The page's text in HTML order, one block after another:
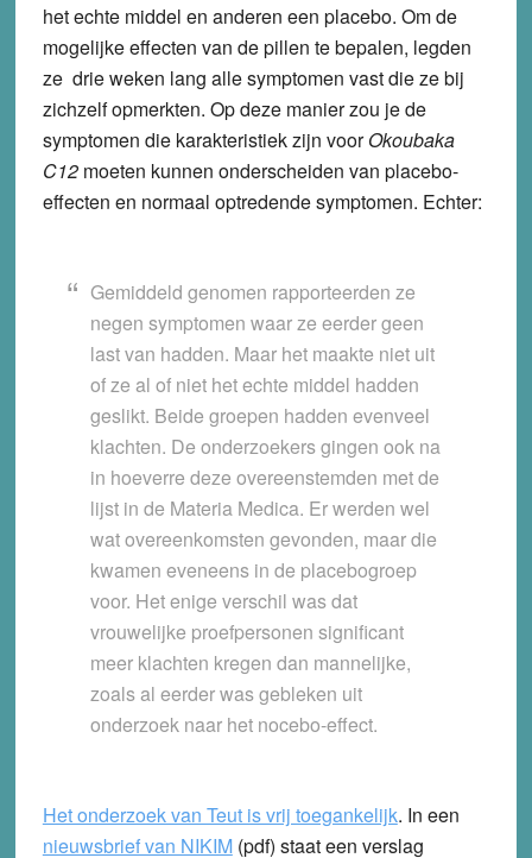
het echte middel en anderen een placebo. Om de
mogelijke effecten van de pillen te bepalen, legden
ze drie weken lang alle symptomen vast die ze bij
zichzelf opmerkten. Op deze manier zou je de
symptomen die karakteristiek zijn voorOkoubaka
C12moeten kunnen onderscheiden van placebo-
effecten en normaal optredende symptomen. Echter:
Gemiddeld genomen rapporteerden ze
negen symptomen waar ze eerder geen
last van hadden. Maar het maakte niet uit
of ze al of niet het echte middel hadden
geslikt. Beide groepen hadden evenveel
klachten. De onderzoekers gingen ook na
in hoeverre deze overeenstemden met de
lijst in de Materia Medica. Er werden wel
wat overeenkomsten gevonden, maar die
kwamen eveneens in de placebogroep
voor. Het enige verschil was dat
vrouwelijke proefpersonen significant
meer klachten kregen dan mannelijke,
zoals al eerder was gebleken uit
onderzoek naar het nocebo-effect.
Het onderzoek van Teut is vrij toegankelijk. In een
nieuwsbrief van NIKIM(pdf) staat een verslag